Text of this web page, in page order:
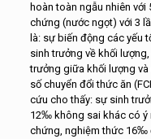
hoàn toàn ngẫu nhiên
chứng (nước ngọt) với 3
là: sự biến động các yếu
sinh trưởng về khối
trưởng giữa khối lượng và
số chuyển đổi thức ăn
cứu cho thấy: sự sinh
12‰ không sai khác có ý
chứng, nghiệm thức 16‰